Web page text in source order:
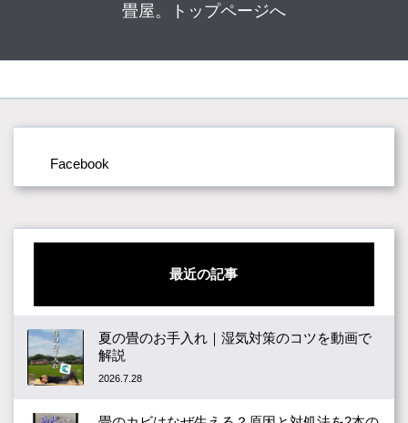
畳屋。トップページへ
Facebook
最近の記事
夏の畳のお手入れ｜湿気対策のコツを動画で
解説
2026.7.28